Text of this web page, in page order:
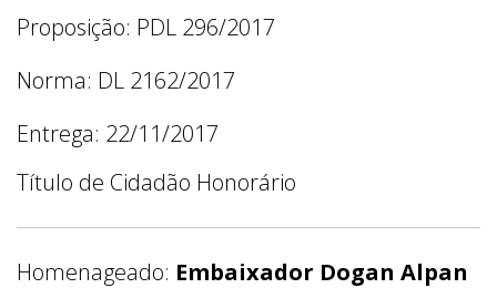
Proposição: PDL 296/2017
Norma: DL 2162/2017
Entrega: 22/11/2017
Título de Cidadão Honorário
Homenageado: Embaixador Dogan Alpan